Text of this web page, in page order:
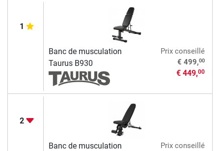
1
Banc de musculation
Taurus B930
Prix conseillé
€ 499,00
€ 449,00
2
Banc de musculation
Prix conseillé